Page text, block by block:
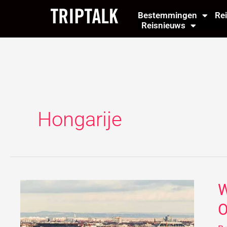
de
Bestemmingen
Reisnieuws
Hongarije
te